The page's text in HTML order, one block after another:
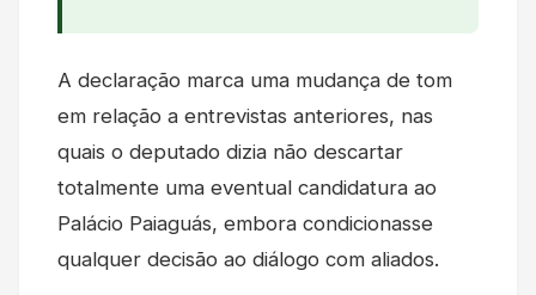
A declaração marca uma mudança de tom
em relação a entrevistas anteriores, nas
quais o deputado dizia não descartar
totalmente uma eventual candidatura ao
Palácio Paiaguás, embora condicionasse
qualquer decisão ao diálogo com aliados.